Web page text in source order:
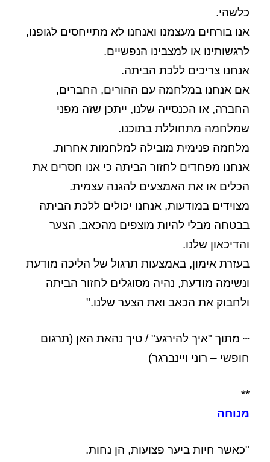
כלשהי.
אנו בורחים מעצמנו ואנחנו לא מתייחסים לגופנו,
לרגשותינו או למצבינו הנפשיים.
אנחנו צריכים ללכת הביתה.
אם אנחנו במלחמה עם ההורים, החברים,
החברה, או הכנסייה שלנו, ייתכן שזה מפני
שמלחמה מתחוללת בתוכנו.
מלחמה פנימית מובילה למלחמות אחרות.
אנחנו מפחדים לחזור הביתה כי אנו חסרים את
הכלים או את האמצעים להגנה עצמית.
מצוידים במודעות, אנחנו יכולים ללכת הביתה
בבטחה מבלי להיות מוצפים מהכאב, הצער
והדיכאון שלנו.
בעזרת אימון, באמצעות תרגול של הליכה מודעת
ונשימה מודעת, נהיה מסוגלים לחזור הביתה
ולחבוק את הכאב ואת הצער שלנו."
~ מתוך "איך להירגע" / טיך נהאת האן (תרגום
חופשי – רוני ויינברגר)
**
מנוחה
"כאשר חיות ביער פצועות, הן נחות.